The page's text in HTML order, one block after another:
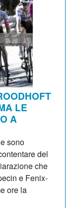
LE
A
sono
del
che
e Fenix-
ore la